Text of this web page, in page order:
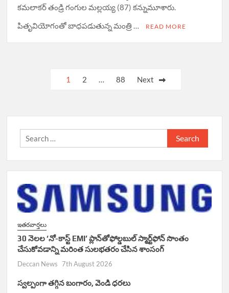
కమలాకర్ తండ్రి గంగుల మల్లయ్య (87) కన్నుమూశారు.
పితృవియోగంతో బాధపడుతున్న మంత్రి …
READ MORE
1 2 … 88 Next
Search
for:
ఇతరవార్తలు
30 నెలల ‘నో-కాస్ట్ EMI’ ప్లాన్‌తోఫోల్డబుల్ స్మార్ట్‌ఫోన్ సొంతం
చేసుకోవడాన్ని మరింత సులభతరం చేసిన శాంసంగ్
Deccan News 7th August 2026
స్వల్పంగా తగ్గిన బంగారం, వెండి ధరలు